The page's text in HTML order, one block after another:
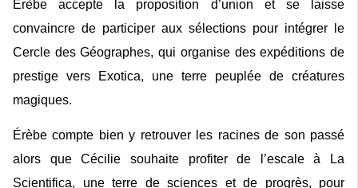
Érèbe accepte la proposition d’union et se laisse
convaincre de participer aux sélections pour intégrer le
Cercle des Géographes, qui organise des expéditions de
prestige vers Exotica, une terre peuplée de créatures
magiques.
Érèbe compte bien y retrouver les racines de son passé
alors que Cécilie souhaite profiter de l’escale à La
Scientifica, une terre de sciences et de progrès, pour